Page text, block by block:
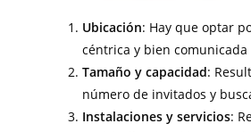
Ubicación: Hay que optar
céntrica y bien
Tamaño y capacidad:
número de invitados y
Instalaciones y servicios: